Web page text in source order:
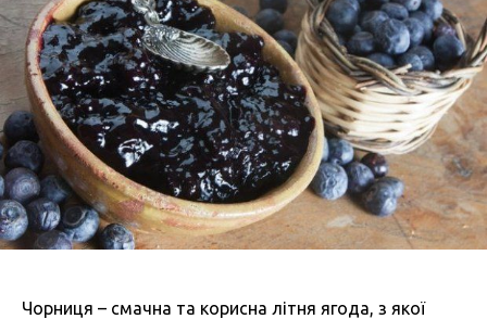
Чорниця – смачна та корисна літня ягода, з якої